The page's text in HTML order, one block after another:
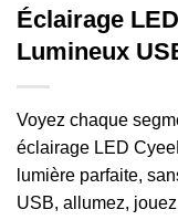
Éclairage
Lumineux
Voyez chaque
éclairage LED
lumière parfaite,
USB, allumez,